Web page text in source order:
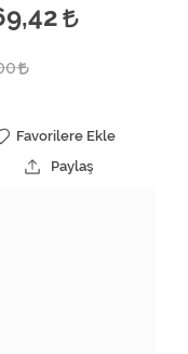
Favorilere Ekle
Paylaş